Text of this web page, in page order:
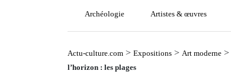
Archéologie Artistes & œuvres
Actu-culture.com > Expositions > Art moderne >
l’horizon : les plages